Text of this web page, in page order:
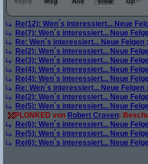
Re(12): Wen´s interessiert... Neue
Re(7): Wen´s interessiert... Neue
Re: Wen´s interessiert... Neue Felgen
Re(2): Wen´s interessiert... Neue
Re(3): Wen´s interessiert... Neue
Re(4): Wen´s interessiert... Neue
Re(4): Wen´s interessiert... Neue
Re: Wen´s interessiert... Neue Felgen
Re(2): Wen´s interessiert... Neue
Re(5): Wen´s interessiert... Neue
PLONKED von Robert Craven:
Re(6): Wen´s interessiert... Neue
Re(5): Wen´s interessiert... Neue
Re(6): Wen´s interessiert... Neue